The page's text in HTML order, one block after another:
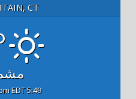
CT
5:49 am
EDT